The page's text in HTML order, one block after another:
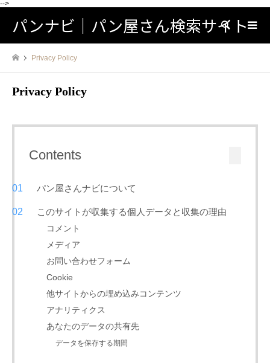
-->
パンナビ｜パン屋さん検索サイト検索
Privacy Policy
Privacy Policy
Contents
パン屋さんナビについて
このサイトが収集する個人データと収集の理由
コメント
メディア
お問い合わせフォーム
Cookie
他サイトからの埋め込みコンテンツ
アナリティクス
あなたのデータの共有先
データを保存する期間